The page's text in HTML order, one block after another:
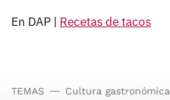
En DAP | Recetas de tacos
TEMAS Cultura gastronómica